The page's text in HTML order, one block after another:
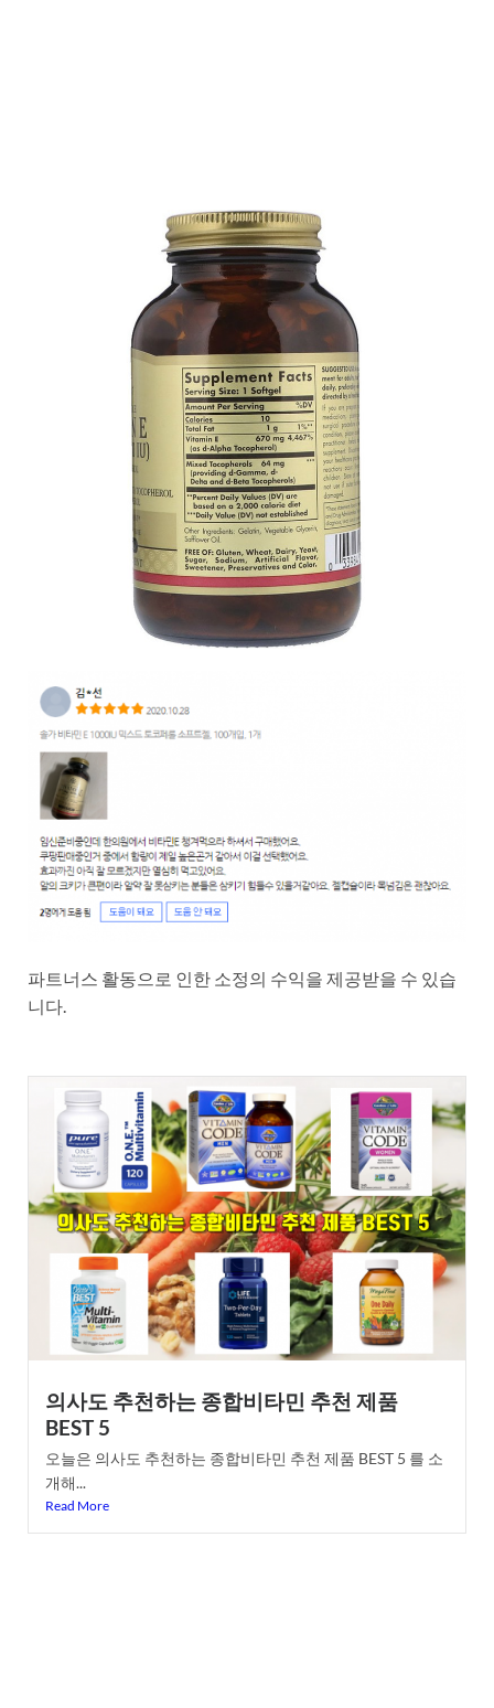
파트너스 활동으로 인한 소정의 수익을 제공받을 수 있습
니다.
의사도 추천하는 종합비타민 추천 제품
BEST 5
오늘은 의사도 추천하는 종합비타민 추천 제품 BEST 5 를 소
개해...
Read More